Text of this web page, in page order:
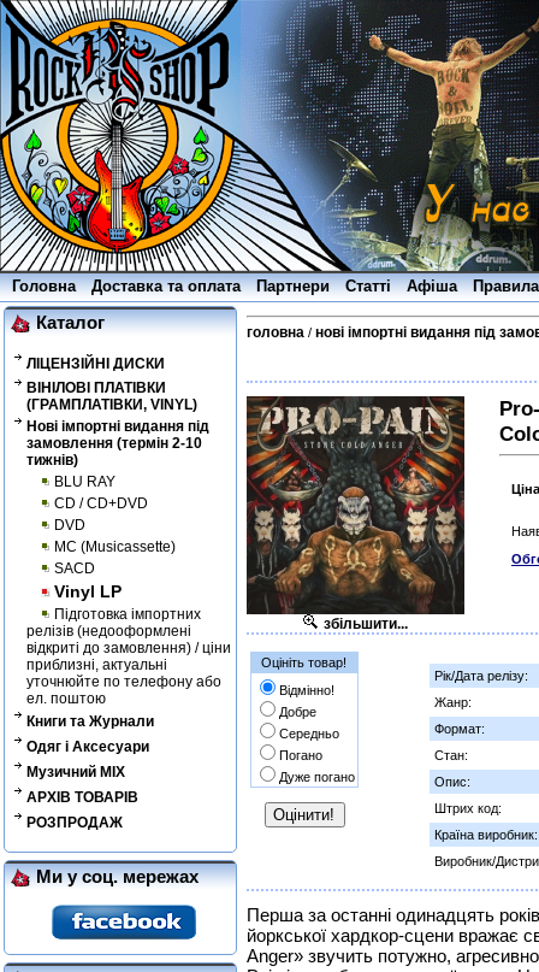
Головна Доставка та оплата Партнери Статті Афіша
Каталог
ЛІЦЕНЗІЙНІ ДИСКИ
ВІНІЛОВІ ПЛАТІВКИ
(ГРАМПЛАТІВКИ, VINYL)
Нові імпортні видання під
замовлення (термін 2-10
тижнів)
BLU RAY
CD / CD+DVD
DVD
MC (Musicassette)
SACD
Vinyl LP
Підготовка імпортних
релізів (недооформлені
відкриті до замовлення) / ціни
приблизні, актуальні
уточнюйте по телефону або
ел. поштою
Книги та Журнали
Одяг і Аксесуари
Музичний MIX
АРХІВ ТОВАРІВ
РОЗПРОДАЖ
Ми у соц. мережах
головна / нові імпортні видання під
збільшити...
Оцініть товар!
Відмінно!
Добре
Середньо
Погано
Дуже погано
Рік/Дата релізу:
Жанр:
Формат:
Стан:
Опис:
Штрих код:
Країна виробник:
Виробник/
Перша за останні одинадцять
йоркської хардкор-сцени вражає
Anger» звучить потужно,